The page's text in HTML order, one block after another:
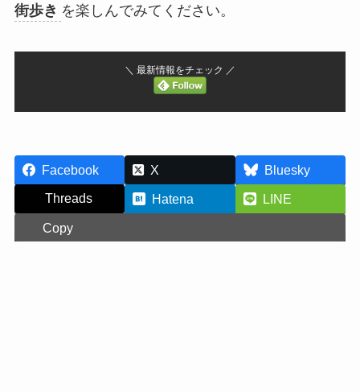
街歩き を楽しんでみてください。
＼ 最新情報をチェック ／
Facebook X
Bluesky
Threads
Hatena
LINE
Copy